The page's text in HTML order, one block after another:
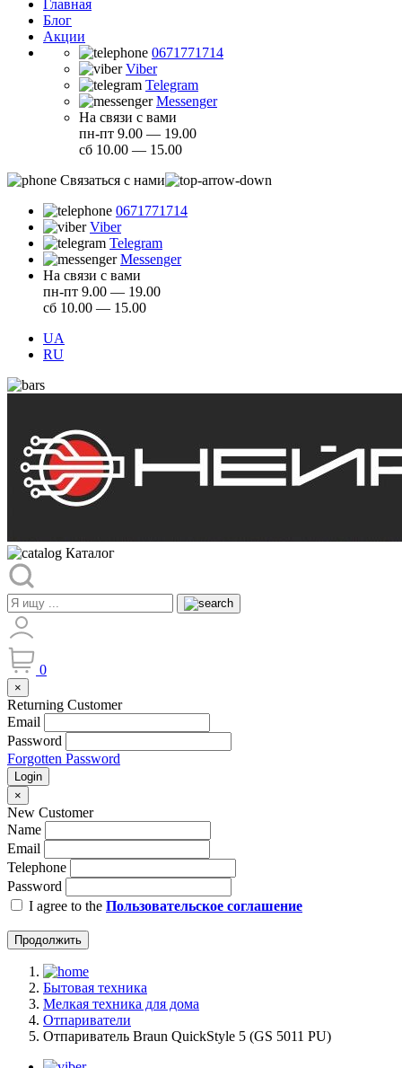
Главная
Блог
Акции
0671771714
Viber
Telegram
Messenger
На связи с вами
пн-пт 9.00 — 19.00
сб 10.00 — 15.00
Связаться с нами
0671771714
Viber
Telegram
Messenger
На связи с вами
пн-пт 9.00 — 19.00
сб 10.00 — 15.00
UA
RU
Каталог
0
×
Returning Customer
Email
Password
Forgotten Password
Login
×
New Customer
Name
Email
Telephone
Password
I agree to the Пользовательское соглашение
Продолжить
Бытовая техника
Мелкая техника для дома
Отпариватели
Отпариватель Braun QuickStyle 5 (GS 5011 PU)